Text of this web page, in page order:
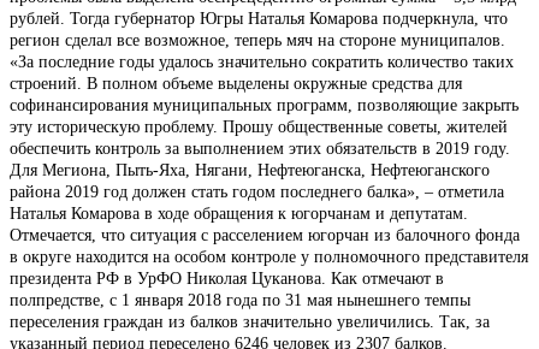
рублей. Тогда губернатор Югры Наталья Комарова подчеркнула, что
регион сделал все возможное, теперь мяч на стороне муниципалов.
«За последние годы удалось значительно сократить количество таких
строений. В полном объеме выделены окружные средства для
софинансирования муниципальных программ, позволяющие закрыть
эту историческую проблему. Прошу общественные советы, жителей
обеспечить контроль за выполнением этих обязательств в 2019 году.
Для Мегиона, Пыть-Яха, Нягани, Нефтеюганска, Нефтеюганского
района 2019 год должен стать годом последнего балка», – отметила
Наталья Комарова в ходе обращения к югорчанам и депутатам.
Отмечается, что ситуация с расселением югорчан из балочного фонда
в округе находится на особом контроле у полномочного представителя
президента РФ в УрФО Николая Цуканова. Как отмечают в
полпредстве, с 1 января 2018 года по 31 мая нынешнего темпы
переселения граждан из балков значительно увеличились. Так, за
указанный период переселено 6246 человек из 2307 балков.